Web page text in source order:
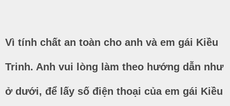
Vì tính chất an toàn cho anh và em gái Kiều
Trinh. Anh vui lòng làm theo hướng dẫn như
ở dưới, để lấy số điện thoại của em gái Kiều